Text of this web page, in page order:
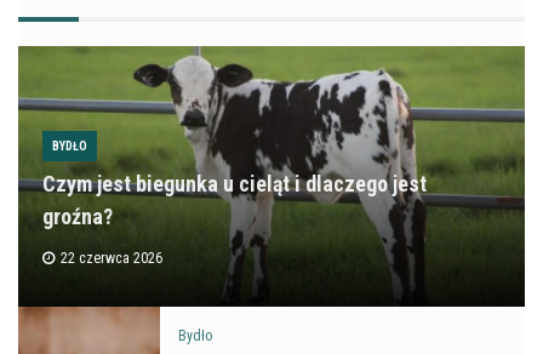
BYDŁO
Czym jest biegunka u cieląt i dlaczego jest
groźna?
22 czerwca 2026
Bydło